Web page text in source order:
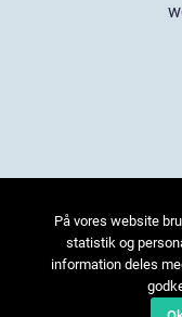
På vores website
statistik og
information deles